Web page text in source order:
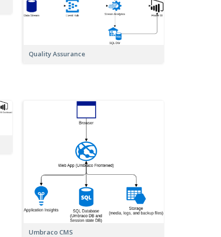
Quality Assurance
Umbraco CMS